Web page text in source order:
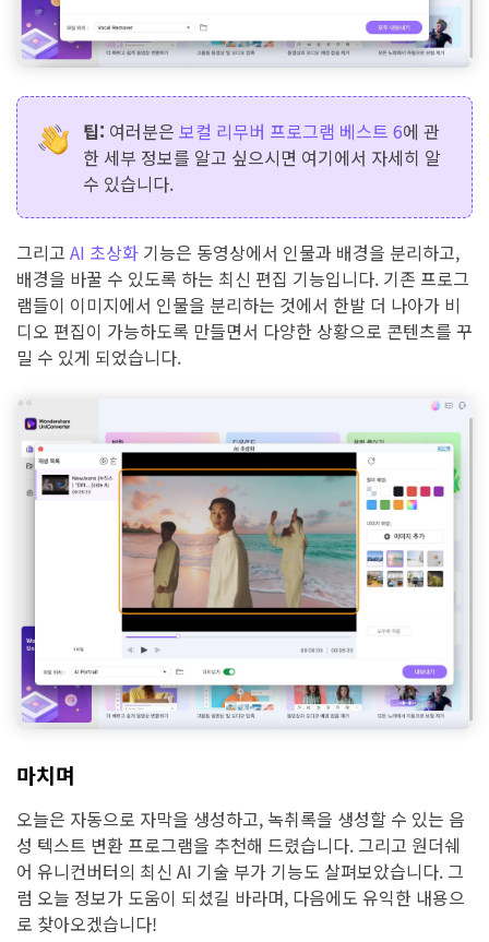
팁: 여러분은 보컬 리무버 프로그램 베스트 6에 관
한 세부 정보를 알고 싶으시면 여기에서 자세히 알
수 있습니다.
그리고 AI 초상화 기능은 동영상에서 인물과 배경을 분리하고,
배경을 바꿀 수 있도록 하는 최신 편집 기능입니다. 기존 프로그
램들이 이미지에서 인물을 분리하는 것에서 한발 더 나아가 비
디오 편집이 가능하도록 만들면서 다양한 상황으로 콘텐츠를 꾸
밀 수 있게 되었습니다.
마치며
오늘은 자동으로 자막을 생성하고, 녹취록을 생성할 수 있는 음
성 텍스트 변환 프로그램을 추천해 드렸습니다. 그리고 원더쉐
어 유니컨버터의 최신 AI 기술 부가 기능도 살펴보았습니다. 그
럼 오늘 정보가 도움이 되셨길 바라며, 다음에도 유익한 내용으
로 찾아오겠습니다!